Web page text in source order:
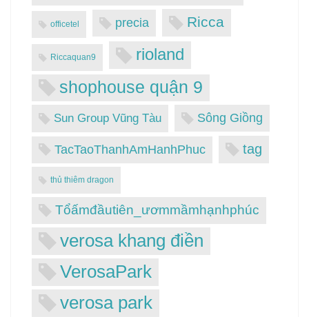
officetel precia Ricca
Riccaquan9
rioland
shophouse quận 9
Sun Group Vũng Tàu Sông Giồng
TacTaoThanhAmHanhPhuc tag
thủ thiêm dragon
Tổấmđầutiên_ươmmầmhạnhphúc
verosa khang điền
VerosaPark
verosa park